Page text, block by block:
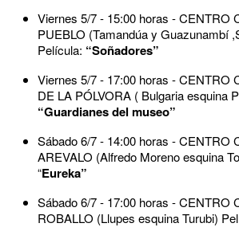
Viernes 5/7 - 15:00 horas - CENTRO
PUEBLO (Tamandúa y Guazunambí
Película: “Soñadores”
Viernes 5/7 - 17:00 horas - CENTRO
DE LA PÓLVORA ( Bulgariaesquina
“Guardianes del museo”
Sábado 6/7 - 14:00 horas - CENTRO
AREVALO (Alfredo Moreno esquina
“Eureka”
Sábado 6/7 - 17:00 horas - CENTRO
ROBALLO (Llupes esquina Turubi)